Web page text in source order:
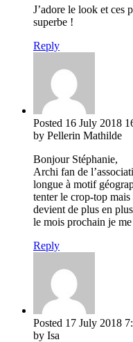
J’adore le look et ces
superbe !
Reply
Posted 16 July 2018
by Pellerin Mathilde
Bonjour Stéphanie,
Archi fan de
longue à motif
tenter le crop-top mais
devient de plus en
le mois prochain je
Reply
Posted 17 July 2018
by Isa